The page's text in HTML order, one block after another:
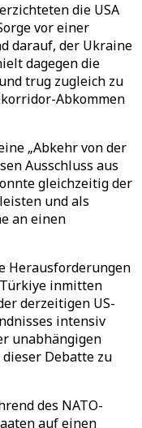
die USA
vor einer
darauf, der Ukraine
dagegen die
trug zugleich zu
Abkommen
„Abkehr von der
Ausschluss aus
gleichzeitig der
und als
an einen
Herausforderungen
inmitten
derzeitigen US-
intensiv
unabhängigen
Debatte zu
des NATO-
auf einen